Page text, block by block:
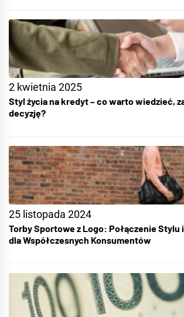
2 kwietnia 2025
Styl życia na kredyt – co warto wiedzieć,
decyzję?
25 listopada 2024
Torby Sportowe z Logo: Połączenie Stylu
dla Współczesnych Konsumentów